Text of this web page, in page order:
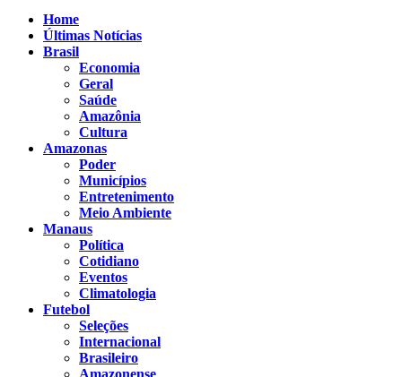
Home
Últimas Notícias
Brasil
Economia
Geral
Saúde
Amazônia
Cultura
Amazonas
Poder
Municípios
Entretenimento
Meio Ambiente
Manaus
Política
Cotidiano
Eventos
Climatologia
Futebol
Seleções
Internacional
Brasileiro
Amazonense